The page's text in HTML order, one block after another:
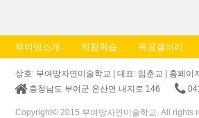
부여땅소개 체험학습 목공갤러리
상호: 부여땅자연미술학교 | 대표: 임춘교 | 홈페이
충청남도 부여군 은산면 내지로 146
Copyright© 2015 부여땅자연미술학교. All rights